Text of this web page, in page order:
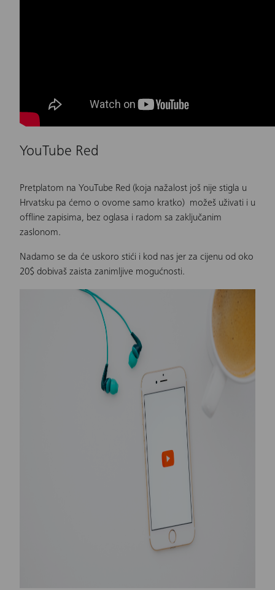
YouTube Red
Pretplatom na YouTube Red (koja nažalost još nije stigla u
Hrvatsku pa ćemo o ovome samo kratko) možeš uživati i u
offline zapisima, bez oglasa i radom sa zaključanim
zaslonom.
Nadamo se da će uskoro stići i kod nas jer za cijenu od oko
20$ dobivaš zaista zanimljive mogućnosti.